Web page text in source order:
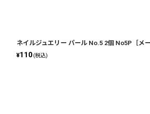
ネイルジュエリー パール No.5 2個 No5P［メー
¥110(税込)